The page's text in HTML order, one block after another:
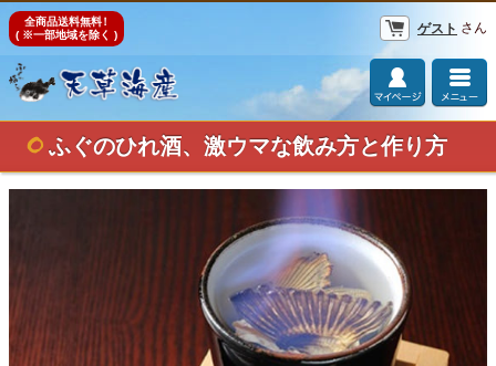
全商品送料無料！
( ※一部地域を除く )
ゲスト さん
ふぐのひれ酒、激ウマな飲み方と作り方